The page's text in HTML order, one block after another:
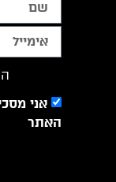
אני
האתר